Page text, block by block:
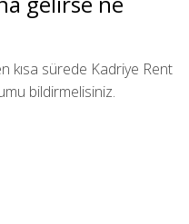
kısa sürede Kadriye Rent
bildirmelisiniz.